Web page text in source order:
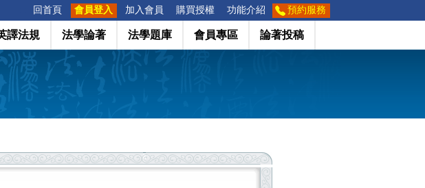
回首頁 會員登入 加入會員 購買授權 功能介紹 預約服務
譯法規 法學論著 法學題庫 會員專區 論著投稿